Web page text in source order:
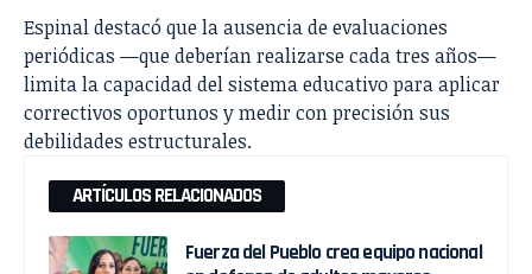
Espinal destacó que la ausencia de evaluaciones
periódicas —que deberían realizarse cada tres años—
limita la capacidad del sistema educativo para aplicar
correctivos oportunos y medir con precisión sus
debilidades estructurales.
ARTÍCULOS RELACIONADOS
Fuerza del Pueblo crea equipo nacional